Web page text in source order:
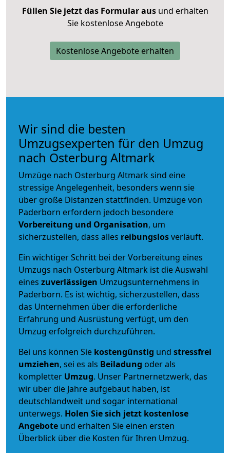
Füllen Sie jetzt das Formular ausund erhalten
Sie kostenlose Angebote
Kostenlose Angebote erhalten
Wir sind die besten
Umzugsexperten für den Umzug
nach Osterburg Altmark
Umzüge nach Osterburg Altmark sind eine
stressige Angelegenheit, besonders wenn sie
über große Distanzen stattfinden. Umzüge von
Paderborn erfordern jedoch besondere
Vorbereitung und Organisation, um
sicherzustellen, dass alles reibungslosverläuft.
Ein wichtiger Schritt bei der Vorbereitung eines
Umzugs nach Osterburg Altmark ist die Auswahl
eines zuverlässigen Umzugsunternehmens in
Paderborn. Es ist wichtig, sicherzustellen, dass
das Unternehmen über die erforderliche
Erfahrung und Ausrüstung verfügt, um den
Umzug erfolgreich durchzuführen.
Bei uns können Sie kostengünstig und stressfrei
umziehen, sei es als Beiladung oder als
kompletter Umzug. Unser Partnernetzwerk, das
wir über die Jahre aufgebaut haben, ist
deutschlandweit und sogar international
unterwegs. Holen Sie sich jetzt kostenlose
Angebote und erhalten Sie einen ersten
Überblick über die Kosten für Ihren Umzug.